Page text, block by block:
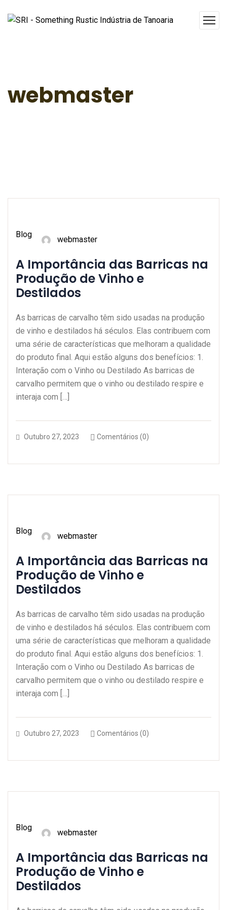
webmaster
Blog
webmaster
A Importância das Barricas na
Produção de Vinho e
Destilados
As barricas de carvalho têm sido usadas na produção
de vinho e destilados há séculos. Elas contribuem com
uma série de características que melhoram a qualidade
do produto final. Aqui estão alguns dos benefícios: 1.
Interação com o Vinho ou Destilado As barricas de
carvalho permitem que o vinho ou destilado respire e
interaja com […]
Outubro 27, 2023 Comentários (0)
Blog
webmaster
A Importância das Barricas na
Produção de Vinho e
Destilados
As barricas de carvalho têm sido usadas na produção
de vinho e destilados há séculos. Elas contribuem com
uma série de características que melhoram a qualidade
do produto final. Aqui estão alguns dos benefícios: 1.
Interação com o Vinho ou Destilado As barricas de
carvalho permitem que o vinho ou destilado respire e
interaja com […]
Outubro 27, 2023 Comentários (0)
Blog
webmaster
A Importância das Barricas na
Produção de Vinho e
Destilados